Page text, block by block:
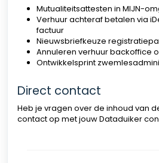
Mutualiteitsattesten in MIJN-
Verhuur achteraf betalen via
factuur
Nieuwsbriefkeuze
Annuleren verhuur backoffice
Ontwikkelsprint
Direct contact
Heb je vragen over de inhoud van
contact op met jouw Dataduiker